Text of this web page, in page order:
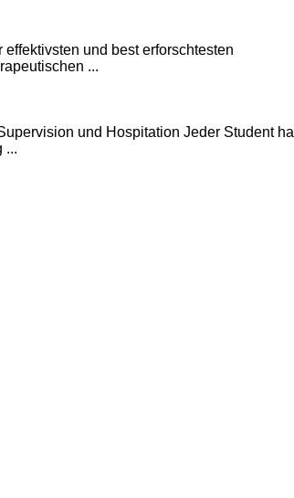
und best erforschtesten
...
und Hospitation Jeder Student
...